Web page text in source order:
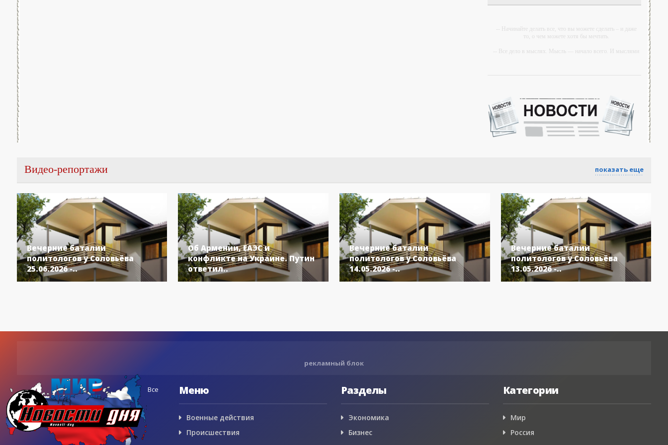
-- Начинайте делать все, что вы можете сделать – и даже
то, о чем можете хотя бы мечтать.
-- Все дело в мыслях. Мысль — начало всего. И мыслями
-- Самое большое богатство — это ум. Самая большая
нищета — глупость. Из всех страхов самый пугающий —
самолюбование.
-- Лучшее, что можно сделать с хорошим советом, это
Видео-репортажи показать еще
Вечерние баталии
политологов у Соловьёва
25.06.2026 -..
Об Армении, ЕАЭС и
конфликте на Украине. Путин
ответил..
Вечерние баталии
политологов у Соловьёва
14.05.2026 -..
Вечерние баталии
политологов у Соловьёва
13.05.2026 -..
рекламный блок
Все Меню
Военные действия
Происшествия
Разделы
Экономика
Бизнес
Категории
Мир
Россия